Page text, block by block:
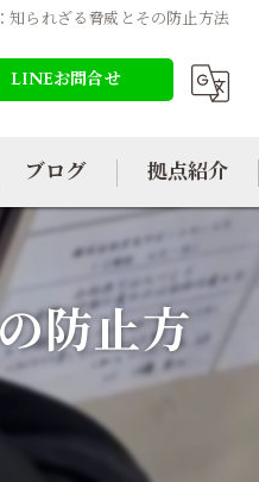
知られざる脅威とその防止方法
LINEお問合せ
ブログ 拠点紹介
防止方